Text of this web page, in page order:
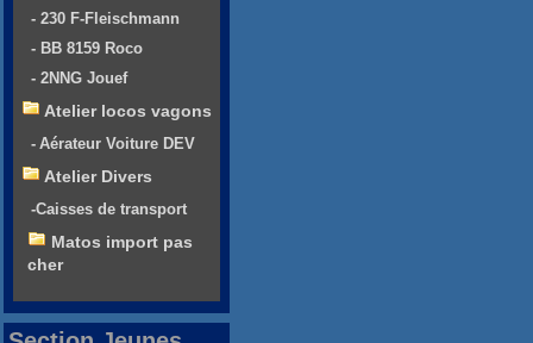
- 230 F-Fleischmann
- BB 8159 Roco
- 2NNG Jouef
Atelier locos vagons
- Aérateur Voiture DEV
Atelier Divers
-Caisses de transport
Matos import pas
cher